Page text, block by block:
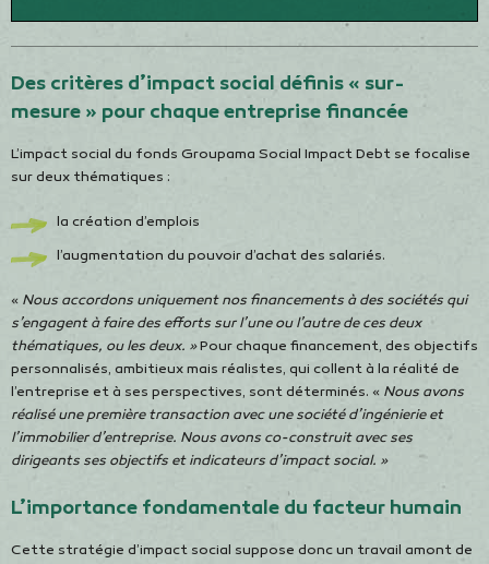
Des critères d’impact social définis « sur-
mesure » pour chaque entreprise financée
L’impact social du fonds Groupama Social Impact Debt se focalise
sur deux thématiques :
la création d’emplois
l’augmentation du pouvoir d’achat des salariés.
« Nous accordons uniquement nos financements à des sociétés qui
s’engagent à faire des efforts sur l’une ou l’autre de ces deux
thématiques, ou les deux. »Pour chaque financement, des objectifs
personnalisés, ambitieux mais réalistes, qui collent à la réalité de
l’entreprise et à ses perspectives, sont déterminés. « Nous avons
réalisé une première transaction avec une société d’ingénierie et
l’immobilier d’entreprise. Nous avons co-construit avec ses
dirigeants ses objectifs et indicateurs d’impact social. »
L’importance fondamentale du facteur humain
Cette stratégie d’impact social suppose donc un travail amont de